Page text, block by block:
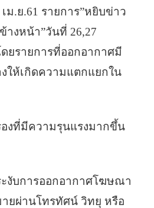
ม.ย.61 รายการ”หยิบข่าว
างหน้า”วันที่ 26,27
ดยรายการที่ออกอากาศมี
ให้เกิดความแตกแยกใน
งที่มีความรุนแรงมากขึ้น
งับการออกอากาศโฆษณา
ยผ่านโทรทัศน์ วิทยุ หรือ